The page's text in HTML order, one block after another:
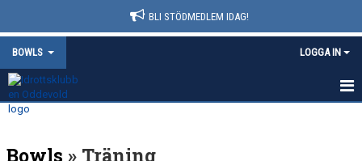
BLI STÖDMEDLEM IDAG!
BOWLS LOGGA IN
HEM
NYHETER
Bowls » Träning